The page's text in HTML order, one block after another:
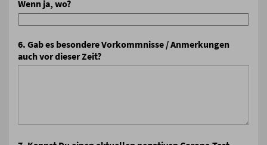
Wenn ja, wo?
6. Gab es besondere Vorkommnisse / Anmerkungen
auch vor dieser Zeit?